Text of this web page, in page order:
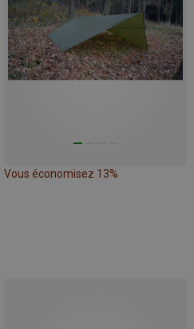
Vous économisez 13%